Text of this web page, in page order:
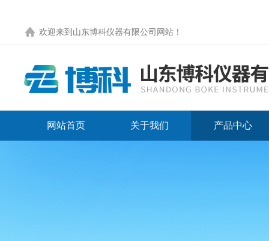
欢迎来到 山东博科仪器有限公司网站 ！
网站首页 关于我们 产品中心